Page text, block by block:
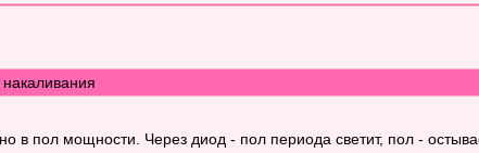
в пол мощности. Через диод - пол периода светит, пол -